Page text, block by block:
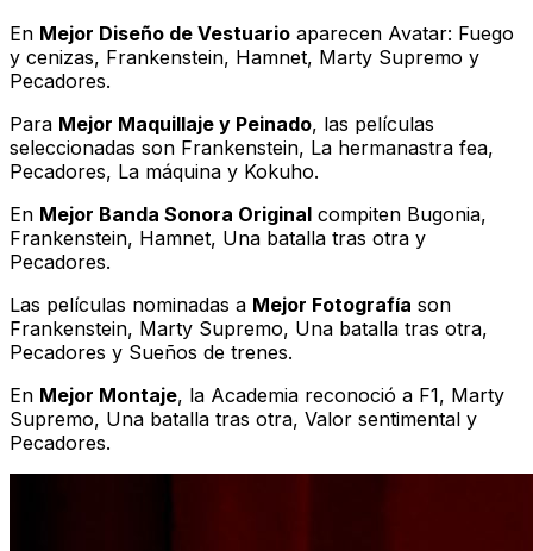
En Mejor Diseño de Vestuario aparecen Avatar: Fuego
y cenizas, Frankenstein, Hamnet, Marty Supremo y
Pecadores.
Para Mejor Maquillaje y Peinado, las películas
seleccionadas son Frankenstein, La hermanastra fea,
Pecadores, La máquina y Kokuho.
En Mejor Banda Sonora Original compiten Bugonia,
Frankenstein, Hamnet, Una batalla tras otra y
Pecadores.
Las películas nominadas a Mejor Fotografía son
Frankenstein, Marty Supremo, Una batalla tras otra,
Pecadores y Sueños de trenes.
En Mejor Montaje, la Academia reconoció a F1, Marty
Supremo, Una batalla tras otra, Valor sentimental y
Pecadores.